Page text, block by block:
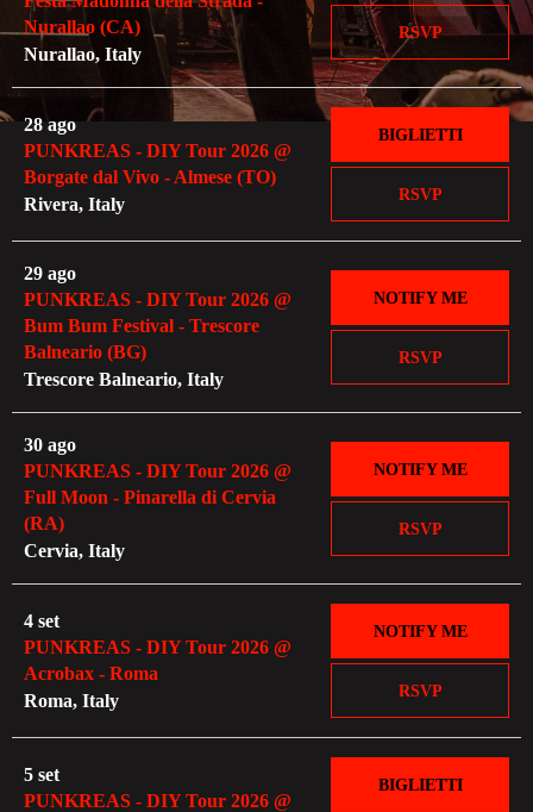
Nurallao (CA)
Nurallao, Italy
RSVP
28 ago
PUNKREAS - DIY Tour 2026 @
Borgate dal Vivo - Almese (TO)
Rivera, Italy
RSVP
BIGLIETTI
29 ago
PUNKREAS - DIY Tour 2026 @
Bum Bum Festival - Trescore
Balneario (BG)
Trescore Balneario, Italy
RSVP
NOTIFY ME
30 ago
PUNKREAS - DIY Tour 2026 @
Full Moon - Pinarella di Cervia
(RA)
Cervia, Italy
RSVP
NOTIFY ME
4 set
PUNKREAS - DIY Tour 2026 @
Acrobax - Roma
Roma, Italy
RSVP
NOTIFY ME
5 set
PUNKREAS - DIY Tour 2026 @
BIGLIETTI